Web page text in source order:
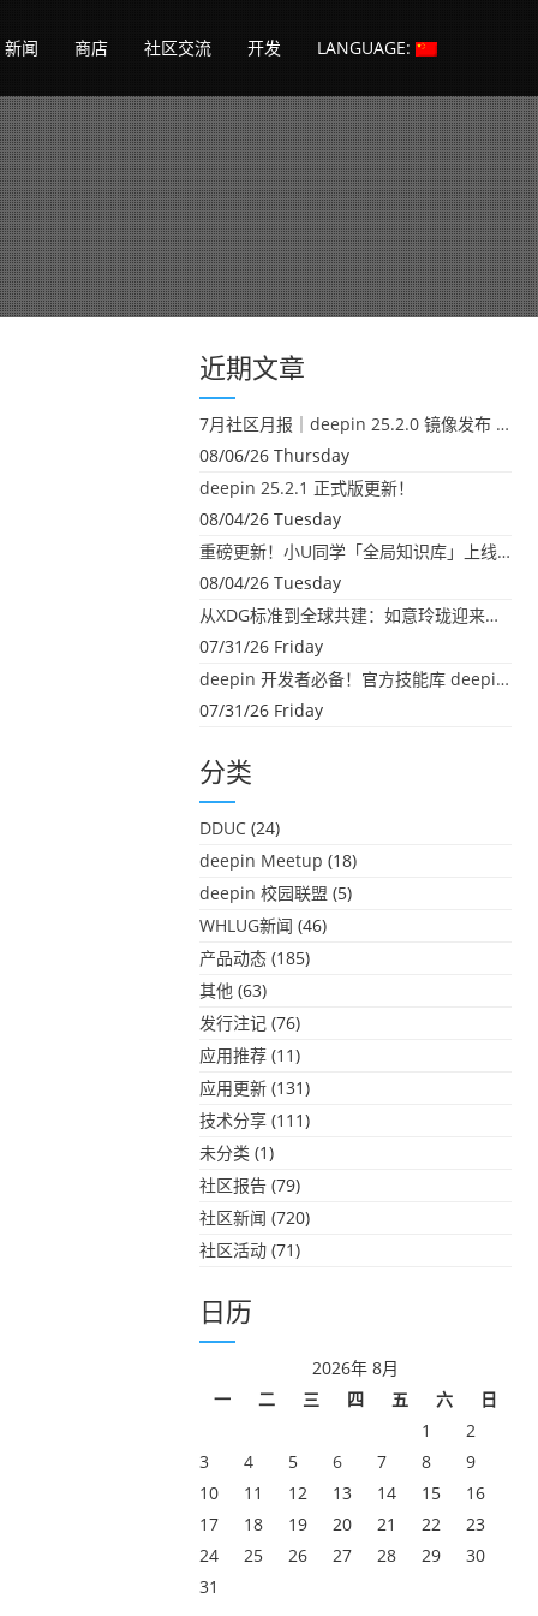
新闻 商店 社区交流 开发 LANGUAGE:
近期文章
7月社区月报｜deepin 25.2.0 镜像发布 & 小U同学定时任务上线
08/06/26 Thursday
deepin 25.2.1 正式版更新！
08/04/26 Tuesday
重磅更新！小U同学「全局知识库」上线：你的本地文件，终于"活"起来了
08/04/26 Tuesday
从XDG标准到全球共建：如意玲珑迎来首个海外开源贡献
07/31/26 Friday
deepin 开发者必备！官方技能库 deepin-skills 正式开源
07/31/26 Friday
分类
DDUC (24)
deepin Meetup (18)
deepin 校园联盟 (5)
WHLUG新闻 (46)
产品动态 (185)
其他 (63)
发行注记 (76)
应用推荐 (11)
应用更新 (131)
技术分享 (111)
未分类 (1)
社区报告 (79)
社区新闻 (720)
社区活动 (71)
日历
2026年 8月
一
二 三 四 五 六
日
1
2
3
4 5 6 7 8
9
10
11 12 13 14 15
16
17
18 19 20 21 22
23
24
25 26 27 28 29
30
31